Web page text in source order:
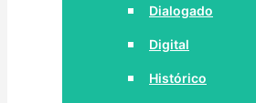
Dialogado
Digital
Histórico